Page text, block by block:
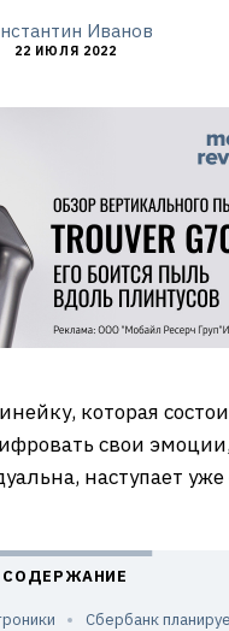
Иванов
22 ИЮЛЯ 2022
которая
свои
наступает
Сбербанк